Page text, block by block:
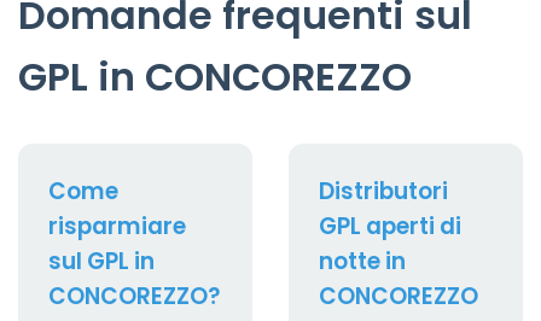
Domande frequenti sul
GPL in CONCOREZZO
Come
risparmiare
sul GPL in
CONCOREZZO?
Distributori
GPL aperti di
notte in
CONCOREZZO